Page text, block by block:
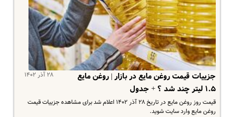
۲۸ آذر ۱۴۰۲
جزییات قیمت روغن مایع در بازار | روغن مایع
۱.۵ لیتر چند شد ؟ + جدول
قیمت روز روغن مایع در تاریخ ۲۸ آذر ۱۴۰۲ اعلام شد برای مشاهده جزییات قیمت
روغن مایع وارد سایت شوید.